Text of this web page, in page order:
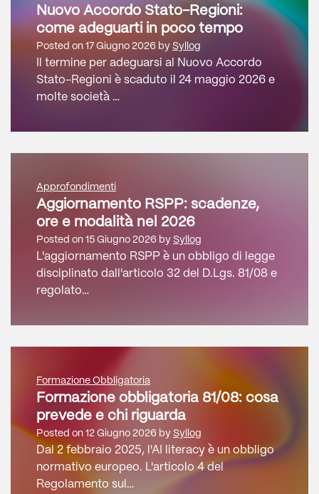
Nuovo Accordo Stato-Regioni:
come adeguarti in poco tempo
Posted on 17 Giugno 2026 by Syllog
Il termine per adeguarsi al Nuovo Accordo
Stato-Regioni è scaduto il 24 maggio 2026 e
molte società …
Approfondimenti
Aggiornamento RSPP: scadenze,
ore e modalità nel 2026
Posted on 15 Giugno 2026 by Syllog
L'aggiornamento RSPP è un obbligo di legge
disciplinato dall'articolo 32 del D.Lgs. 81/08 e
regolato…
Formazione Obbligatoria
Formazione obbligatoria 81/08: cosa
prevede e chi riguarda
Posted on 12 Giugno 2026 by Syllog
Dal 2 febbraio 2025, l'AI literacy è un obbligo
normativo europeo. L'articolo 4 del
Regolamento sul…